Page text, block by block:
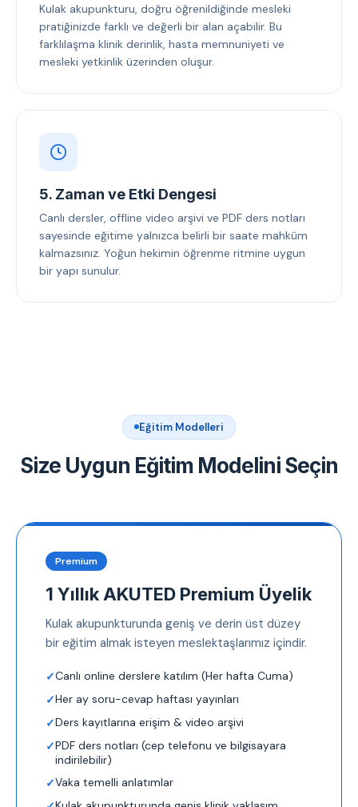
Kulak akupunkturu, doğru öğrenildiğinde mesleki
pratiğinizde farklı ve değerli bir alan açabilir. Bu
farklılaşma klinik derinlik, hasta memnuniyeti ve
mesleki yetkinlik üzerinden oluşur.
5. Zaman ve Etki Dengesi
Canlı dersler, offline video arşivi ve PDF ders notları
sayesinde eğitime yalnızca belirli bir saate mahkûm
kalmazsınız. Yoğun hekimin öğrenme ritmine uygun
bir yapı sunulur.
Eğitim Modelleri
Size Uygun Eğitim Modelini Seçin
Premium
1 Yıllık AKUTED Premium Üyelik
Kulak akupunkturunda geniş ve derin üst düzey
bir eğitim almak isteyen meslektaşlarımız içindir.
Canlı online derslere katılım (Her hafta Cuma)
Her ay soru-cevap haftası yayınları
Ders kayıtlarına erişim & video arşivi
PDF ders notları (cep telefonu ve bilgisayara
indirilebilir)
Vaka temelli anlatımlar